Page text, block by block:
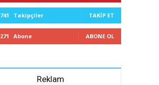
741 Takipçiler TAKIP ET
271 Abone ABONE OL
Reklam